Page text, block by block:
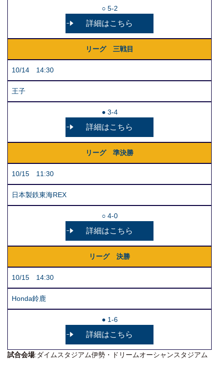
○ 5-2
詳細はこちら
リーグ 三戦目
10/14 14:30
王子
● 3-4
詳細はこちら
リーグ 準決勝
10/15 11:30
日本製鉄東海REX
○ 4-0
詳細はこちら
リーグ 決勝
10/15 14:30
Honda鈴鹿
● 1-6
詳細はこちら
試合会場:ダイムスタジアム伊勢・ドリームオーシャンスタジアム